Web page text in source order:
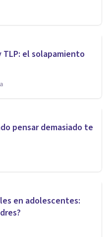
TLP: el solapamiento
pensar demasiado te
en adolescentes: